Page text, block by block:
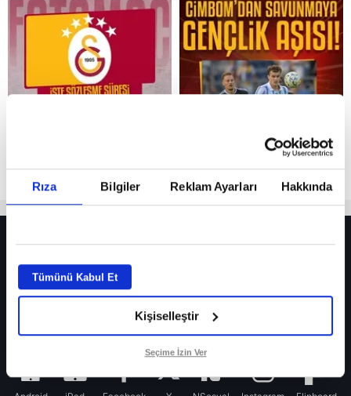
Rıza Bilgiler Reklam Ayarları Hakkında
Tümünü Kabul Et
Kişiselleştir
Seçime İzin Ver
Reddet
Fenerbahçe’de sürpriz ayrılık ihtimali! Devre arasında gelmişti
Fenerbahçe’nin yeni transferi Mason Greenwood için olay sözler!
Galatasaray’da rota yeniden Thiago Almada!